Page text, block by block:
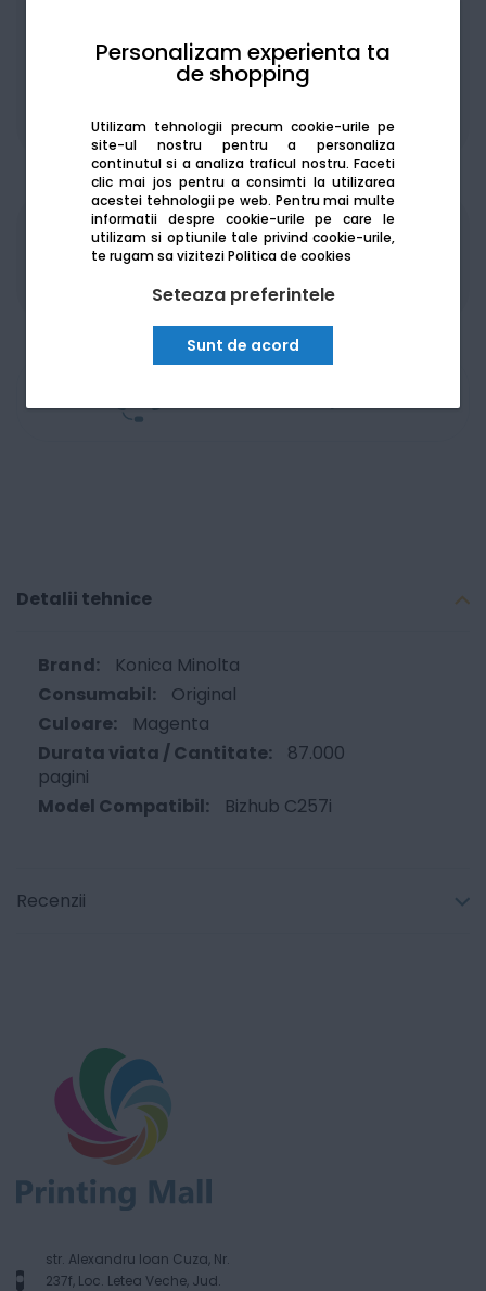
Personalizam experienta ta
de shopping
Utilizam tehnologii precum cookie-urile pe
site-ul nostru pentru a personaliza
continutul si a analiza traficul nostru. Faceti
clic mai jos pentru a consimti la utilizarea
acestei tehnologii pe web. Pentru mai multe
informatii despre cookie-urile pe care le
utilizam si optiunile tale privind cookie-urile,
te rugam sa viziteziPolitica de cookies
Seteaza preferintele
Sunt de acord
De la: 790.90Lei / lună Vezi detalii
Produsele sunt disponibile pe platforma de
achizitii publiceSEAP/SICAP
Detalii tehnice
Konica Minolta
Original
Magenta
87.000
pagini
Bizhub C257i
Recenzii
str. Alexandru Ioan Cuza, Nr.
237f, Loc. Letea Veche, Jud.